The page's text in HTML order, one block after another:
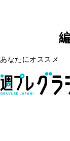
あなたにオススメ